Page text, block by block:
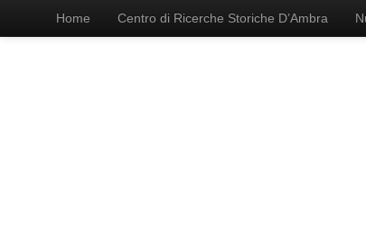
Home Centro di Ricerche Storiche D’Ambra